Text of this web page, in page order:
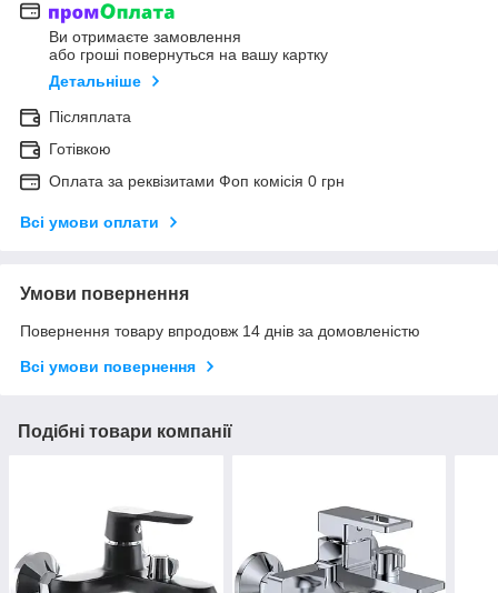
Ви отримаєте замовлення
або гроші повернуться на вашу картку
Детальніше
Післяплата
Готівкою
Оплата за реквізитами Фоп комісія 0 грн
Всі умови оплати
Умови повернення
Повернення товару впродовж 14 днів за домовленістю
Всі умови повернення
Подібні товари компанії